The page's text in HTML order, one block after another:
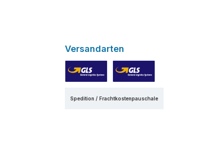
Versandarten
Spedition / Frachtkostenpauschale